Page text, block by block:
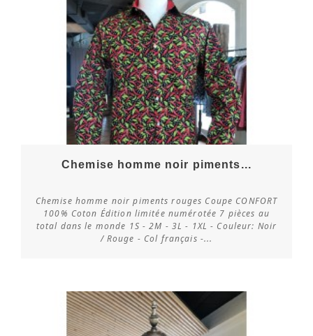
Vérifier la disponibilité
Chemise homme noir piments...
Chemise homme noir piments rouges Coupe CONFORT
100% Coton Édition limitée numérotée 7 pièces au
total dans le monde 1S - 2M - 3L - 1XL - Couleur: Noir
/ Rouge - Col français -...